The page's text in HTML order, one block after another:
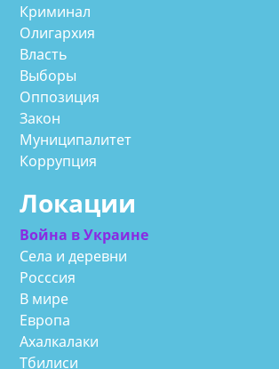
Криминал
Олигархия
Власть
Выборы
Оппозиция
Закон
Муниципалитет
Коррупция
Локации
Война в Украине
Села и деревни
Росссия
В мире
Европа
Ахалкалаки
Тбилиси